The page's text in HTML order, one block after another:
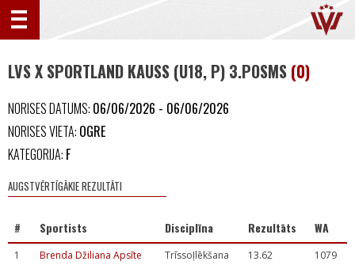
LVS X SPORTLAND KAUSS (U18, P) 3.POSMS (0)
NORISES DATUMS: 06/06/2026 - 06/06/2026
NORISES VIETA: OGRE
KATEGORIJA: F
AUGSTVĒRTĪGĀKIE REZULTĀTI
# Sportists Disciplīna Rezultāts WA
1 Brenda Džiliana Apsīte Trīssoļlēkšana 13.62
1079